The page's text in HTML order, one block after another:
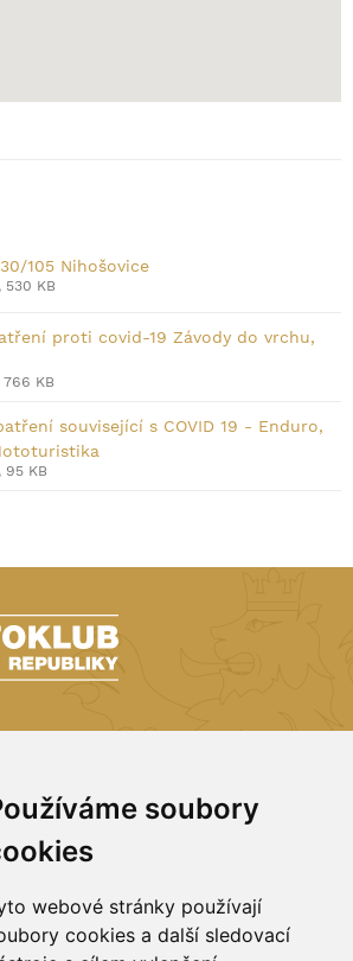
soubory
webové stránky používají
cookies a další sledovací
105 Nihošovice
530 KB
proti covid-19 Závody do vrchu,
KB
související s COVID 19 - Enduro,
95 KB